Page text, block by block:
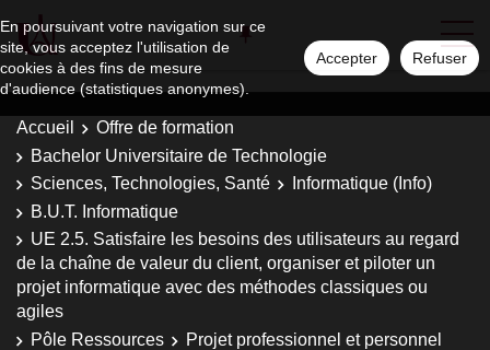
En poursuivant votre navigation sur ce
site, vous acceptez l'utilisation de
cookies à des fins de mesure
d'audience (statistiques anonymes).
Accepter Refuser
Accueil
Offre de formation
Bachelor Universitaire de Technologie
Sciences, Technologies, Santé
Informatique (Info)
B.U.T. Informatique
UE 2.5. Satisfaire les besoins des utilisateurs au regard
de la chaîne de valeur du client, organiser et piloter un
projet informatique avec des méthodes classiques ou
agiles
Pôle Ressources
Projet professionnel et personnel